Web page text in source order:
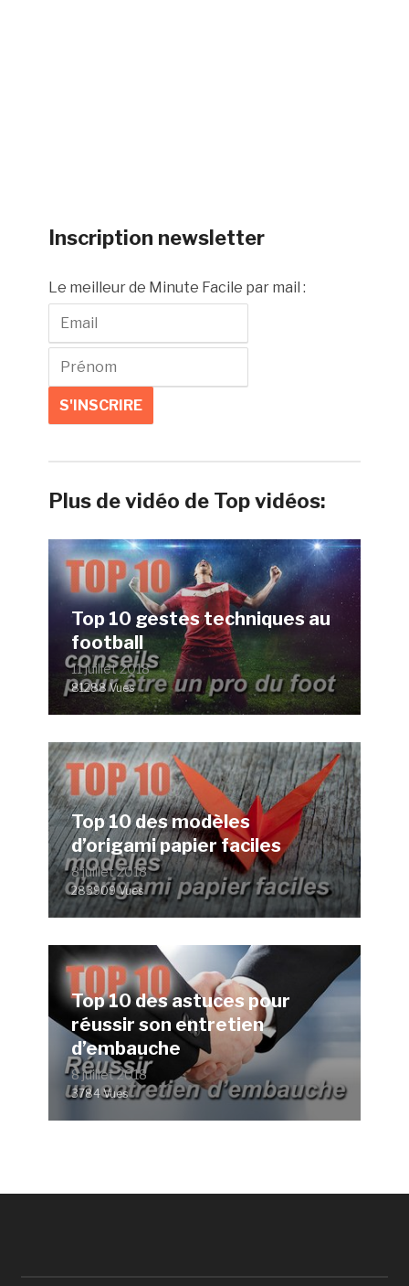
Inscription newsletter
Le meilleur de Minute Facile par mail :
Plus de vidéo de Top vidéos:
Top 10 gestes techniques au
football
11 juillet 2018
81288 Vues
Top 10 des modèles
d’origami papier faciles
8 juillet 2018
283909 Vues
Top 10 des astuces pour
réussir son entretien
d’embauche
8 juillet 2018
3784 Vues